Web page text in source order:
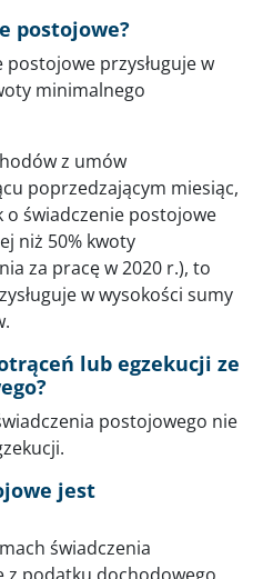
postojowe?
postojowe przysługuje w
minimalnego
z umów
poprzedzającym miesiąc,
o świadczenie postojowe
niż 50% kwoty
za pracę w 2020 r.), to
w wysokości sumy
lub egzekucji ze
postojowego nie
jest
świadczenia
podatku dochodowego.